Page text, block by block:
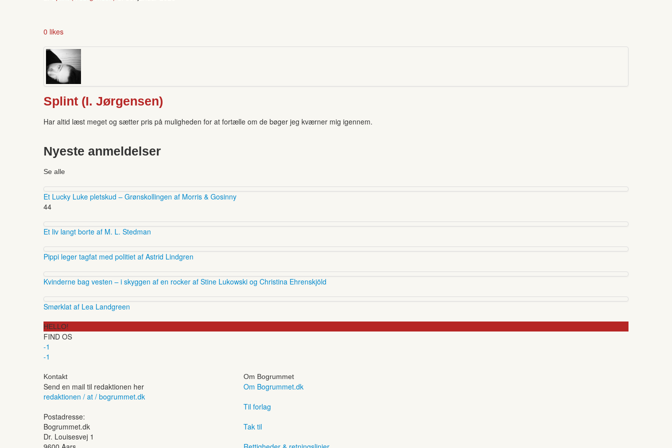
0 likes
Splint (I. Jørgensen)
Har altid læst meget og sætter pris på muligheden for at fortælle om de bøger jeg kværner mig igennem.
Nyeste anmeldelser
Se alle
Et Lucky Luke pletskud – Grønskollingen af Morris & Gosinny
44
Et liv langt borte af M. L. Stedman
Pippi leger tagfat med politiet af Astrid Lindgren
Kvinderne bag vesten – i skyggen af en rocker af Stine Lukowski og Christina Ehrenskjöld
Smørklat af Lea Landgreen
HELLO!
FIND OS
-1
-1
Kontakt
Send en mail til redaktionen her
redaktionen / at / bogrummet.dk
Postadresse:
Bogrummet.dk
Dr. Louisesvej 1
Om Bogrummet
Om Bogrummet.dk
Til forlag
Tak til